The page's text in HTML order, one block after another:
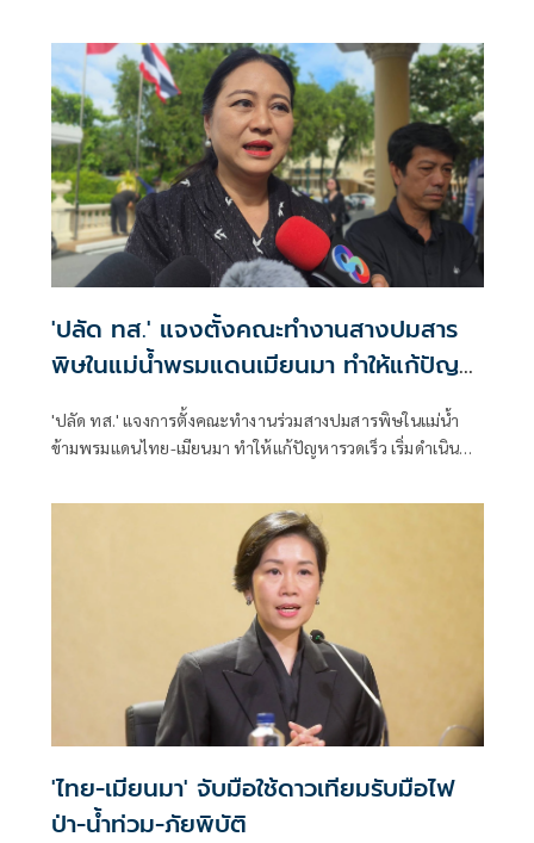
'ปลัด ทส.' แจงตั้งคณะทำงานสางปมสาร
พิษในแม่น้ำพรมแดนเมียนมา ทำให้แก้ปัญหา
'ปลัด ทส.' แจงการตั้งคณะทำงานร่วมสางปมสารพิษในแม่น้ำ
ข้ามพรมแดนไทย-เมียนมา ทำให้แก้ปัญหารวดเร็ว เริ่มดำเนิน
'ไทย-เมียนมา' จับมือใช้ดาวเทียมรับมือไฟ
ป่า-น้ำท่วม-ภัยพิบัติ